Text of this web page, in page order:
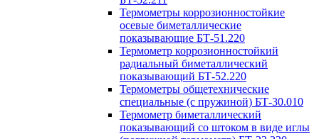
Термометры коррозионностойкие
осевые биметаллические
показывающие БТ-51.220
Термометр коррозионностойкий
радиальный биметаллический
показывающий БТ-52.220
Термометры общетехнические
специальные (с пружиной) БТ-30.010
Термометр биметаллический
показывающий со штоком в виде иглы